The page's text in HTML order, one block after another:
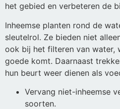
het gebied en verbeteren de
Inheemse planten rond de
sleutelrol. Ze bieden niet
ook bij het filteren van water,
goede komt. Daarnaast
hun beurt weer dienen als
Vervang niet-inheemse
soorten.